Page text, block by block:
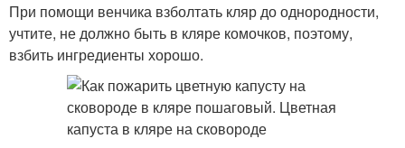
При помощи венчика взболтать кляр до однородности,
учтите, не должно быть в кляре комочков, поэтому,
взбить ингредиенты хорошо.